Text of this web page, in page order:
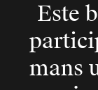
Este
mans